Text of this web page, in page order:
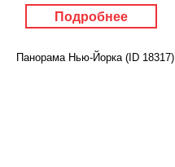
Подробнее
Панорама Нью-Йорка (ID 18317)